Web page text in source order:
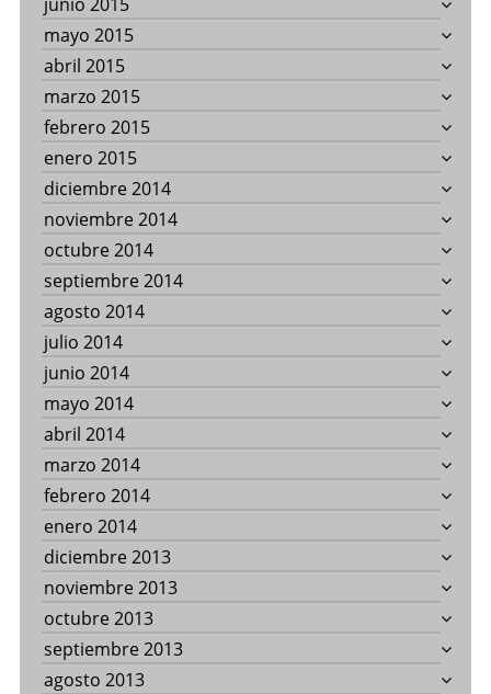
mayo 2015
abril 2015
marzo 2015
febrero 2015
enero 2015
diciembre 2014
noviembre 2014
octubre 2014
septiembre 2014
agosto 2014
julio 2014
junio 2014
mayo 2014
abril 2014
marzo 2014
febrero 2014
enero 2014
diciembre 2013
noviembre 2013
octubre 2013
septiembre 2013
agosto 2013